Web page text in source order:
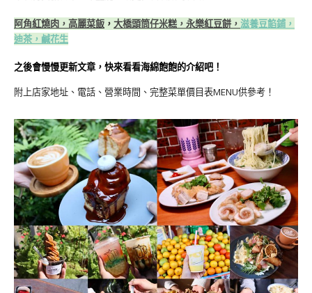
阿角紅燒肉， 高麗菜飯 ， 大橋頭筒仔米糕， 永樂紅豆餅， 滋養豆餡鋪，
迪茶， 鹹花生
之後會慢慢更新文章，快來看看海綿飽飽的介紹吧！
附上店家地址、電話、營業時間、完整菜單價目表MENU供參考！